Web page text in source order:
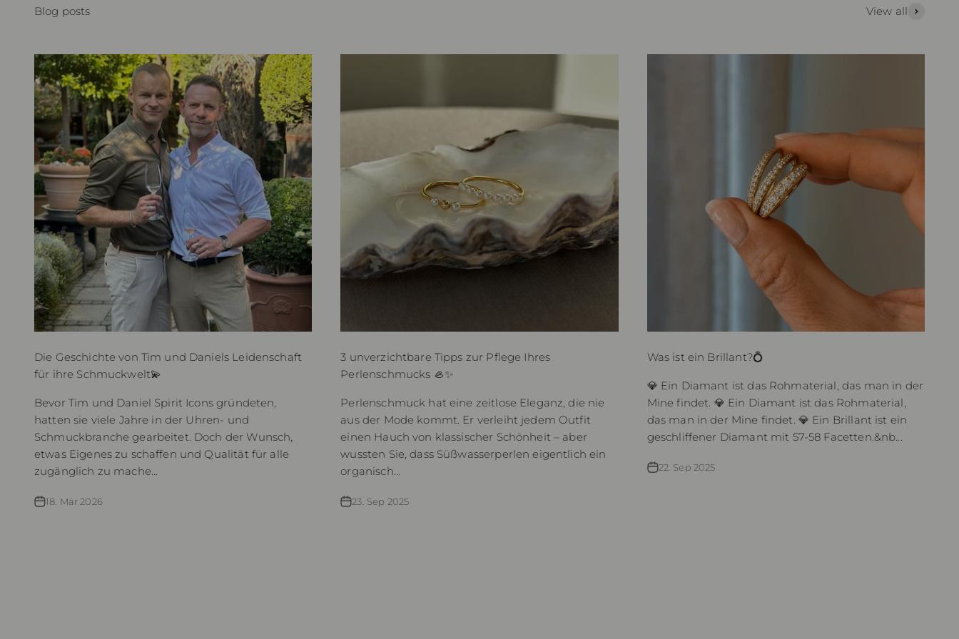
View all
Die Geschichte von Tim und Daniels Leidenschaft
für ihre Schmuckwelt💫
Bevor Tim und Daniel Spirit Icons gründeten,
hatten sie viele Jahre in der Uhren- und
Schmuckbranche gearbeitet. Doch der Wunsch,
etwas Eigenes zu schaffen und Qualität für alle
zugänglich zu mache...
18. Mär 2026
3 unverzichtbare Tipps zur Pflege Ihres
Perlenschmucks 🦪✨
Perlenschmuck hat eine zeitlose Eleganz, die nie
aus der Mode kommt. Er verleiht jedem Outfit
einen Hauch von klassischer Schönheit – aber
wussten Sie, dass Süßwasserperlen eigentlich ein
organisch...
23. Sep 2025
Was ist ein Brillant?💍
💎 Ein Diamant ist das Rohmaterial, das man in der
Mine findet. 💎 Ein Diamant ist das Rohmaterial,
das man in der Mine findet. 💎 Ein Brillant ist ein
geschliffener Diamant mit 57-58 Facetten.&nb...
22. Sep 2025